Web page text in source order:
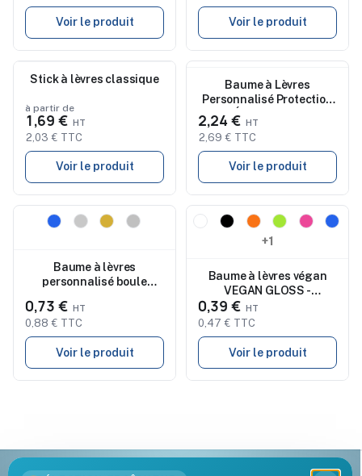
Voir le produit Voir le produit
Nouveau
Stick à lèvres classique
à partir de
1,69 €
2,03 € TTC
Voir le produit
NouveauBaume à Lèvres
Personnalisé Protection
SPF15 Économique Bowok
2,24 €
2,69 € TTC
Voir le produit
Nouveau
Baume à lèvres
personnalisé boule
0,73 €
0,88 € TTC
Voir le produit
Nouveau
+1
Baume à lèvres végan
VEGAN GLOSS -
Protecteur
0,39 €
0,47 € TTC
Voir le produit